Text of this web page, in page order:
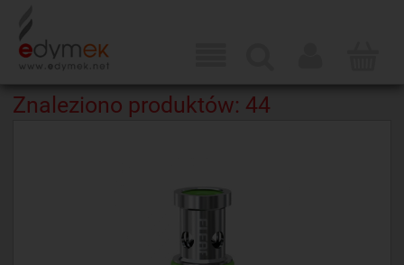
Znaleziono produktów: 44